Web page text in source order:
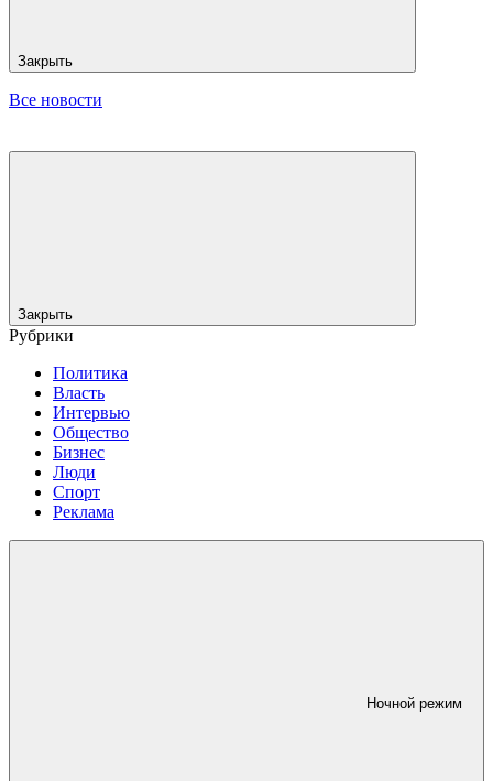
Закрыть
Все новости
Закрыть
Рубрики
Политика
Власть
Интервью
Общество
Бизнес
Люди
Спорт
Реклама
Ночной режим